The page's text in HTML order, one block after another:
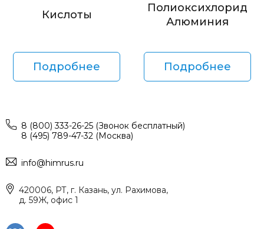
Кислоты
Подробнее
Полиоксихлорид
Алюминия
Подробнее
8 (800) 333-26-25 (Звонок бесплатный)
8 (495) 789-47-32 (Москва)
info@himrus.ru
420006, РТ, г. Казань, ул. Рахимова,
д. 59Ж, офис 1